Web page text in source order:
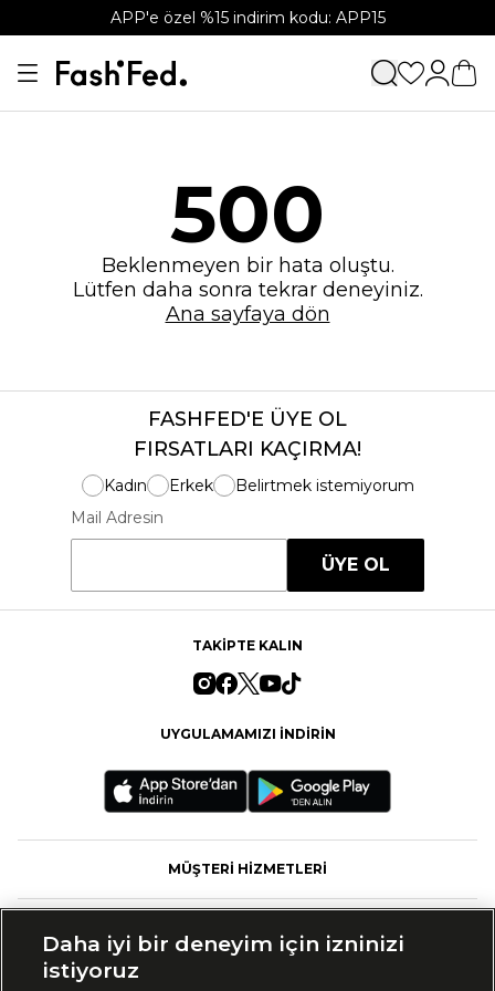
APP'e özel %15 indirim kodu: APP15
500
Beklenmeyen bir hata oluştu.
Lütfen daha sonra tekrar deneyiniz.
Ana sayfaya dön
FASHFED'E ÜYE OL
FIRSATLARI KAÇIRMA!
Kadın Erkek
Belirtmek istemiyorum
Mail Adresin
ÜYE OL
TAKİPTE KALIN
UYGULAMAMIZI İNDİRİN
MÜŞTERİ HİZMETLERİ
Daha iyi bir deneyim için izninizi
istiyoruz